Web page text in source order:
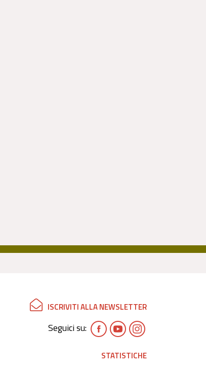
ISCRIVITI ALLA NEWSLETTER
Seguici su:
STATISTICHE